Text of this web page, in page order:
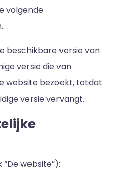
volgende
beschikbare versie van
versie die van
website bezoekt, totdat
versie vervangt.
website”):